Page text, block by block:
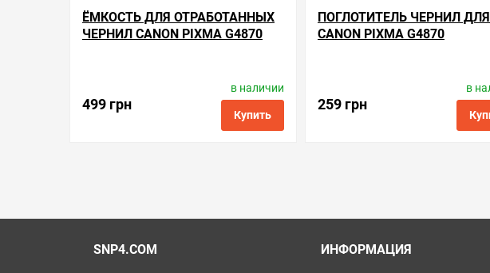
ЁМКОСТЬ ДЛЯ ОТРАБОТАННЫХ
ЧЕРНИЛ CANON PIXMA G4870
499 грн mc.mc-g04
ПОГЛОТИТЕЛЬ ЧЕРНИЛ ДЛЯ
CANON PIXMA G4870
259 грн ac.mc-g04
SNP4.COM ИНФОРМАЦИЯ